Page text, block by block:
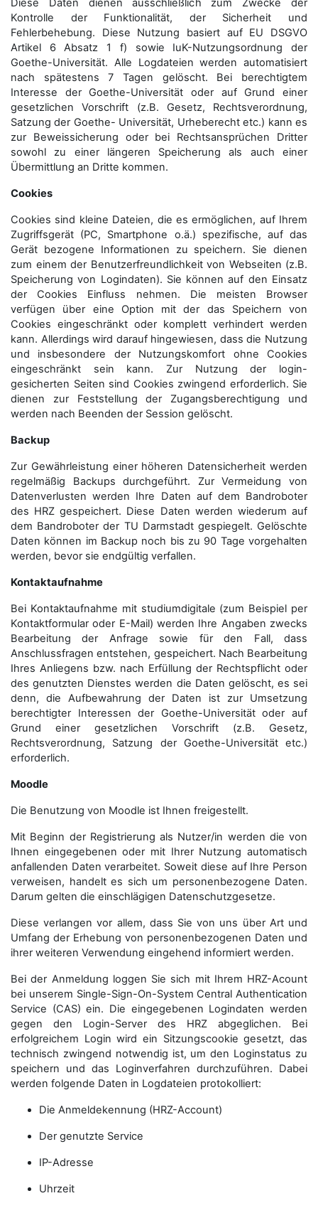
Diese Daten dienen ausschließlich zum Zwecke der
Kontrolle der Funktionalität, der Sicherheit und
Fehlerbehebung. Diese Nutzung basiert auf EU DSGVO
Artikel 6 Absatz 1 f) sowie IuK-Nutzungsordnung der
Goethe-Universität. Alle Logdateien werden auto­matisiert
nach spätestens 7 Tagen gelöscht. Bei berechtigtem
Interesse der Goethe-Universität oder auf Grund einer
gesetzlichen Vorschrift (z.B. Gesetz, Rechtsverordnung,
Satzung der Goethe- Universität, Urheberecht etc.) kann es
zur Beweissicherung oder bei Rechtsansprüchen Dritter
sowohl zu einer längeren Speicherung als auch einer
Übermittlung an Dritte kommen.
Cookies
Cookies sind kleine Dateien, die es ermöglichen, auf Ihrem
Zugriffsgerät (PC, Smartphone o.ä.) spezifische, auf das
Gerät bezogene Informationen zu speichern. Sie dienen
zum einem der Benutzerfreundlichkeit von Webseiten (z.B.
Speicherung von Logindaten). Sie können auf den Einsatz
der Cookies Einfluss nehmen. Die meisten Browser
verfügen über eine Option mit der das Speichern von
Cookies eingeschränkt oder komplett verhindert werden
kann. Allerdings wird darauf hingewiesen, dass die Nutzung
und insbesondere der Nutzungskomfort ohne Cookies
eingeschränkt sein kann. Zur Nutzung der login-
gesicherten Seiten sind Cookies zwingend erforderlich. Sie
dienen zur Feststellung der Zugangs­berechtigung und
werden nach Beenden der Session gelöscht.
Backup
Zur Gewährleistung einer höheren Datensicherheit werden
regelmäßig Backups durchgeführt. Zur Vermeidung von
Datenverlusten werden Ihre Daten auf dem Bandroboter
des HRZ gespeichert. Diese Daten werden wiederum auf
dem Bandroboter der TU Darmstadt gespiegelt. Gelöschte
Daten können im Backup noch bis zu 90 Tage vorgehalten
werden, bevor sie endgültig verfallen.
Kontaktaufnahme
Bei Kontaktaufnahme mit studiumdigitale (zum Beispiel per
Kontaktformular oder E-Mail) werden Ihre Angaben zwecks
Bearbeitung der Anfrage sowie für den Fall, dass
Anschluss­fragen entstehen, gespeichert. Nach Bearbeitung
Ihres Anliegens bzw. nach Erfüllung der Rechtspflicht oder
des genutzten Dienstes werden die Daten gelöscht, es sei
denn, die Aufbewahrung der Daten ist zur Umsetzung
berechtigter Interessen der Goethe-Universität oder auf
Grund einer gesetzlichen Vorschrift (z.B. Gesetz,
Rechtsverordnung, Satzung der Goethe-Universität etc.)
erforderlich.
Moodle
Die Benutzung von Moodle ist Ihnen freigestellt.
Mit Beginn der Registrierung als Nutzer/in werden die von
Ihnen eingegebenen oder mit Ihrer Nutzung automatisch
anfallenden Daten verarbeitet. Soweit diese auf Ihre Person
verweisen, handelt es sich um personenbezogene Daten.
Darum gelten die einschlägigen Datenschutzgesetze.
Diese verlangen vor allem, dass Sie von uns über Art und
Umfang der Erhebung von personenbezogenen Daten und
ihrer weiteren Verwendung eingehend informiert werden.
Bei der Anmeldung loggen Sie sich mit Ihrem HRZ-Acount
bei unserem Single-Sign-On-System Central Authentication
Service (CAS) ein. Die eingegebenen Logindaten werden
gegen den Login-Server des HRZ abgeglichen. Bei
erfolgreichem Login wird ein Sitzungscookie gesetzt, das
technisch zwingend notwendig ist, um den Loginstatus zu
speichern und das Loginverfahren durchzuführen. Dabei
werden folgende Daten in Logdateien protokolliert:
Die Anmeldekennung (HRZ-Account)
Der genutzte Service
IP-Adresse
Uhrzeit